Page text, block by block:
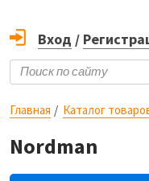
Вход /
Главная Каталог
Nordman